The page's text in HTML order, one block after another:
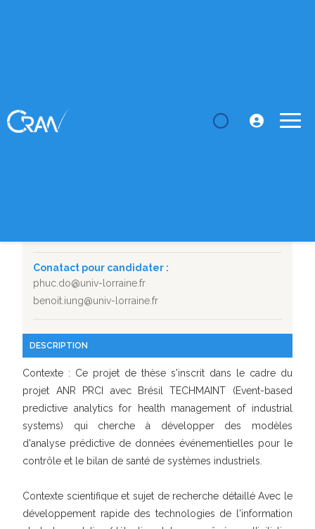
Pronostics de défaillance par l'analyse prédictive de
Conatact pour candidater :
phuc.do@univ-lorraine.fr
benoit.iung@univ-lorraine.fr
DESCRIPTION
Contexte : Ce projet de thèse s'inscrit dans le cadre du
projet ANR PRCI avec Brésil TECHMAINT (Event-based
predictive analytics for health management of industrial
systems) qui cherche à développer des modèles
d'analyse prédictive de données événementielles pour le
contrôle et le bilan de santé de systèmes industriels.
Contexte scientifique et sujet de recherche détaillé Avec le
développement rapide des technologies de l'information